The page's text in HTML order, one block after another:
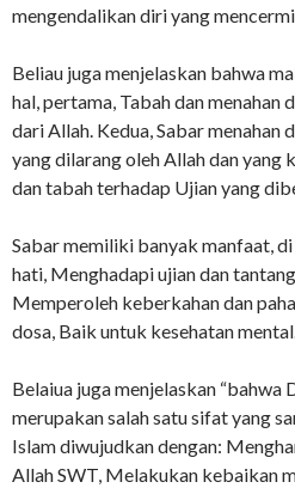
mengendalikan diri yang
Beliau juga menjelaskan bahwa
hal, pertama, Tabah dan
dari Allah. Kedua, Sabar menahan
yang dilarang oleh Allah dan yang
dan tabah terhadap Ujian yang
Sabar memiliki banyak manfaat,
hati, Menghadapi ujian dan
Memperoleh keberkahan dan
dosa, Baik untuk kesehatan
Belaiua juga menjelaskan “bahwa
merupakan salah satu sifat yang
Islam diwujudkan dengan:
Allah SWT, Melakukan kebaikan